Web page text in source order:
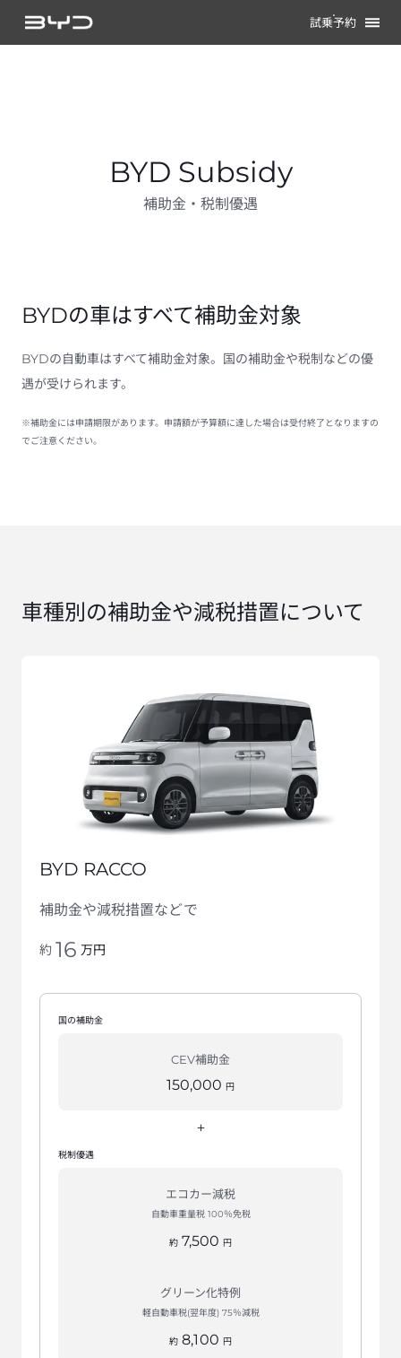
試乗予約
BYD Subsidy
補助金・税制優遇
BYDの車はすべて補助金対象
BYDの自動車はすべて補助金対象。国の補助金や税制などの優
遇が受けられます。
※補助金には申請期限があります。申請額が予算額に達した場合は受付終了となりますの
でご注意ください。
車種別の補助金や減税措置について
BYD RACCO
補助金や減税措置などで
約 16 万円
国の補助金
CEV補助金
150,000 円
+
税制優遇
エコカー減税
自動車重量税 100％免税
約 7,500 円
グリーン化特例
軽自動車税(翌年度) 75％減税
約 8,100 円